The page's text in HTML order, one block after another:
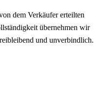
dem Verkäufer erteilten
übernehmen wir
und unverbindlich.